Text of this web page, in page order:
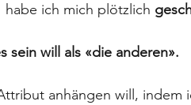
habe ich mich plötzlich
sein will als «die anderen».
anhängen will, indem